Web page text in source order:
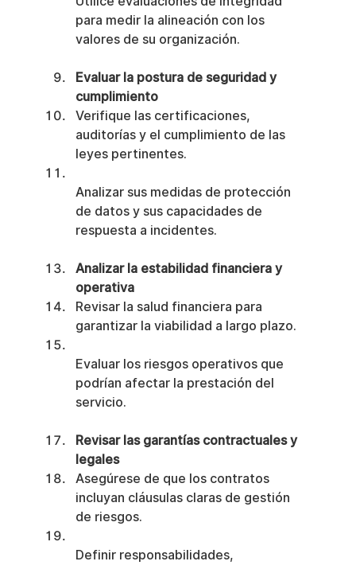
para medir la alineación con los
valores de su organización.
Evaluar la postura de seguridad y
cumplimiento
Verifique las certificaciones,
auditorías y el cumplimiento de las
leyes pertinentes.
Analizar sus medidas de protección
de datos y sus capacidades de
respuesta a incidentes.
Analizar la estabilidad financiera y
operativa
Revisar la salud financiera para
garantizar la viabilidad a largo plazo.
Evaluar los riesgos operativos que
podrían afectar la prestación del
servicio.
Revisar las garantías contractuales y
legales
Asegúrese de que los contratos
incluyan cláusulas claras de gestión
de riesgos.
Definir responsabilidades,